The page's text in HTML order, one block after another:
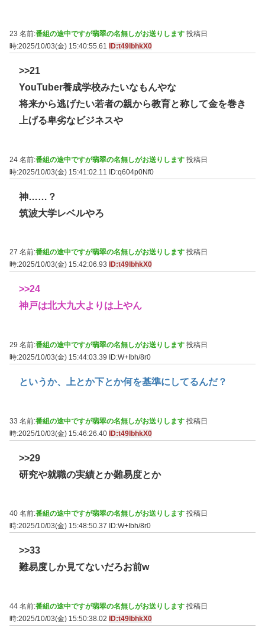
23 名前:番組の途中ですが翡翠の名無しがお送りします 投稿日
時:2025/10/03(金) 15:40:55.61
ID:t49lbhkX0
>>21
YouTuber養成学校みたいなもんやな
将来から逃げたい若者の親から教育と称して金を巻き
上げる卑劣なビジネスや
24 名前:番組の途中ですが翡翠の名無しがお送りします 投稿日
時:2025/10/03(金) 15:41:02.11 ID:q604p0Nf0
神……？
筑波大学レベルやろ
27 名前:番組の途中ですが翡翠の名無しがお送りします 投稿日
時:2025/10/03(金) 15:42:06.93
ID:t49lbhkX0
>>24
神戸は北大九大よりは上やん
29 名前:番組の途中ですが翡翠の名無しがお送りします 投稿日
時:2025/10/03(金) 15:44:03.39
ID:W+Ibh/8r0
というか、上とか下とか何を基準にしてるんだ？
33 名前:番組の途中ですが翡翠の名無しがお送りします 投稿日
時:2025/10/03(金) 15:46:26.40 ID:t49lbhkX0
>>29
研究や就職の実績とか難易度とか
40 名前:番組の途中ですが翡翠の名無しがお送りします 投稿日
時:2025/10/03(金) 15:48:50.37
ID:W+Ibh/8r0
>>33
難易度しか見てないだろお前w
44 名前:番組の途中ですが翡翠の名無しがお送りします 投稿日
時:2025/10/03(金) 15:50:38.02 ID:t49lbhkX0